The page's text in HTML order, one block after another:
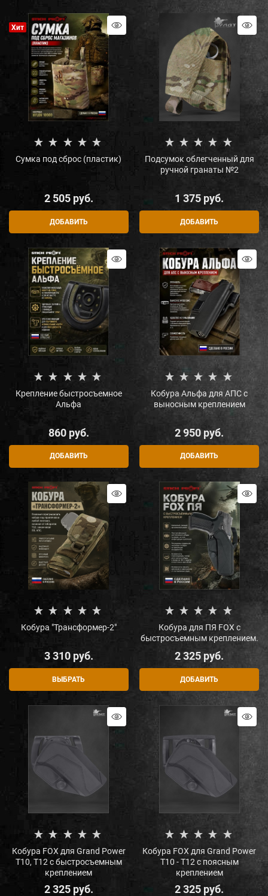
Хит
Сумка под сброс (пластик)
2 505 руб.
ДОБАВИТЬ
Подсумок облегченный для
ручной гранаты №2
1 375 руб.
ДОБАВИТЬ
Крепление быстросъемное
Альфа
860 руб.
ДОБАВИТЬ
Кобура Альфа для АПС с
выносным креплением
2 950 руб.
ДОБАВИТЬ
Кобура "Трансформер-2"
3 310 руб.
ВЫБРАТЬ
Кобура для ПЯ FOX с
быстросъемным креплением.
2 325 руб.
ДОБАВИТЬ
Кобура FOX для Grand Power
T10, Т12 с быстросъемным
креплением
2 325 руб.
Кобура FOX для Grand Power
T10 - Т12 с поясным
креплением
2 325 руб.